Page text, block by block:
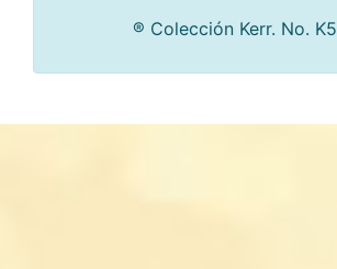
® Colección Kerr. No.